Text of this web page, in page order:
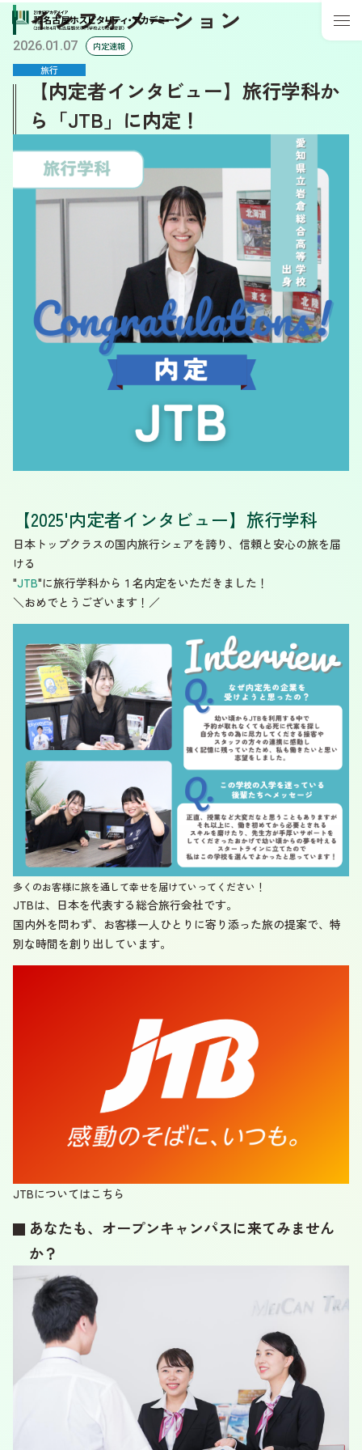
インフォメーション
2026.01.07 内定速報
旅行
【内定者インタビュー】旅行学科か
ら「JTB」に内定！
【2025'内定者インタビュー】旅行学科
日本トップクラスの国内旅行シェアを誇り、信頼と安心の旅を届
ける
"JTB"に旅行学科から１名内定をいただきました！
＼おめでとうございます！／
多くのお客様に旅を通して幸せを届けていってください！
JTBは、日本を代表する総合旅行会社です。
国内外を問わず、お客様一人ひとりに寄り添った旅の提案で、特
別な時間を創り出しています。
JTBについてはこちら
あなたも、オープンキャンパスに来てみません
か？